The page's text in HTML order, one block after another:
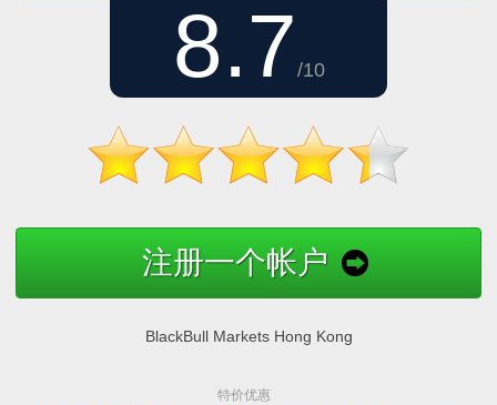
8.7 /10
注册一个帐户
BlackBull Markets Hong Kong
特价优惠